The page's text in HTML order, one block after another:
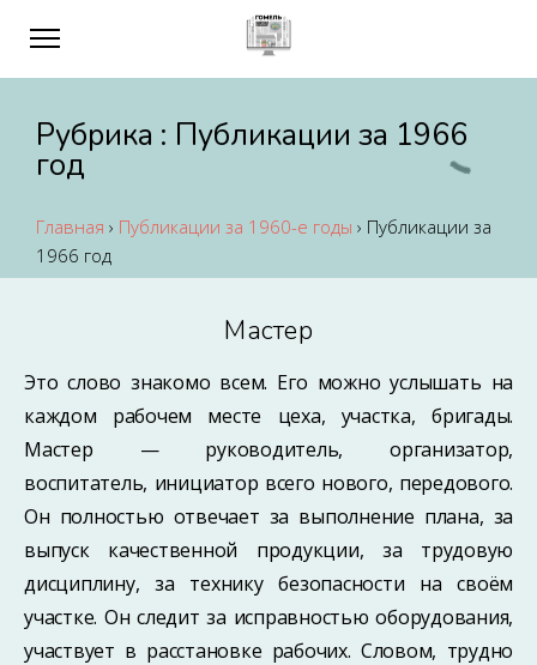
Рубрика : Публикации за 1966
год
Главная › Публикации за 1960-е годы › Публикации за
1966 год
Мастер
Это слово знакомо всем. Его можно услышать на
каждом рабочем месте цеха, участка, бригады.
Мастер — руководитель, организатор,
воспитатель, инициатор всего нового, передового.
Он полностью отвечает за выполнение плана, за
выпуск качественной продукции, за трудовую
дисциплину, за технику безопасности на своём
участке. Он следит за исправностью оборудования,
участвует в расстановке рабочих. Словом, трудно